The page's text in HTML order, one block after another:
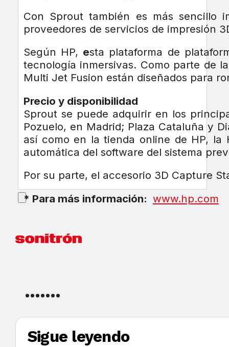
Con Sprout también es más sencillo
proveedores de servicios de impresión
Según HP, esta plataforma de
tecnología inmersivas. Como parte de
Multi Jet Fusion están diseñados para
Precio y disponibilidad
Sprout se puede adquirir en los
Pozuelo, en Madrid; Plaza Cataluña y
así como en la tienda online de HP,
automática del software del sistema
Por su parte, el accesorio 3D Capture
* Para más información: www.hp.com
Sigue leyendo